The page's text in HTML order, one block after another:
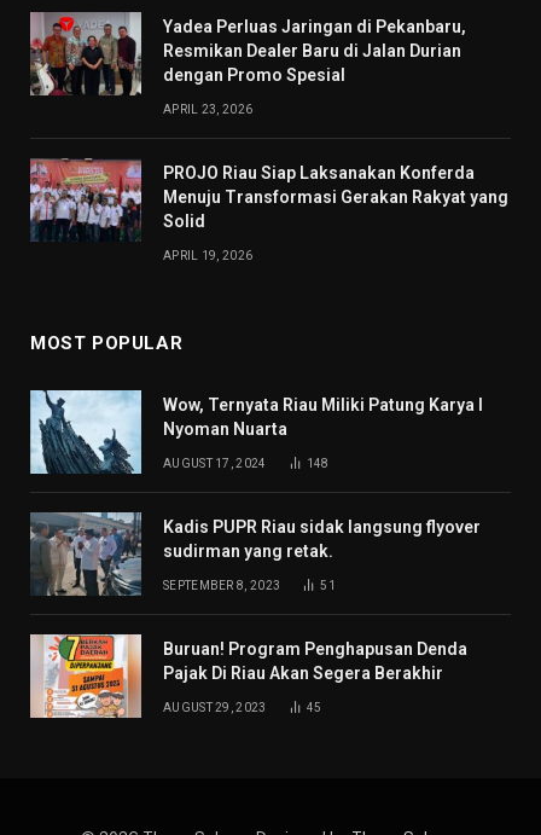
Yadea Perluas Jaringan di Pekanbaru,
Resmikan Dealer Baru di Jalan Durian
dengan Promo Spesial
APRIL 23, 2026
PROJO Riau Siap Laksanakan Konferda
Menuju Transformasi Gerakan Rakyat yang
Solid
APRIL 19, 2026
MOST POPULAR
Wow, Ternyata Riau Miliki Patung Karya I
Nyoman Nuarta
AUGUST 17, 2024 148
Kadis PUPR Riau sidak langsung flyover
sudirman yang retak.
SEPTEMBER 8, 2023 51
Buruan! Program Penghapusan Denda
Pajak Di Riau Akan Segera Berakhir
AUGUST 29, 2023 45